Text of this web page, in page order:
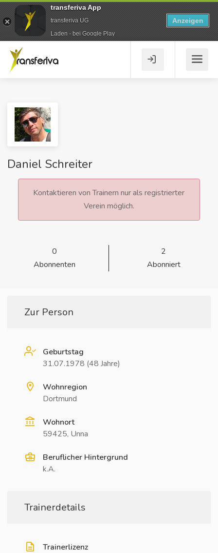
Daniel Schreiter
Kontaktieren von Trainern nur als registrierter
Verein möglich.
0
Abonnenten
2
Abonniert
Zur Person
Geburtstag
31.07.1978 (48 Jahre)
Wohnregion
Dortmund
Wohnort
59425, Unna
Beruflicher Hintergrund
k.A.
Trainerdetails
Trainerlizenz
transferiva App
transferiva UG
Laden - bei Google Play
Anzeigen